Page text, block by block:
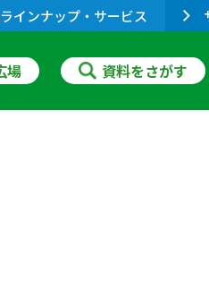
インナップ・サービス
場 資料をさがす